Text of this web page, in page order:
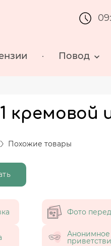
Повод
кремовой
Похожие товары
Фото
Анонимное